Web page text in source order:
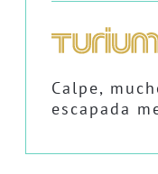
Calpe,
escapada